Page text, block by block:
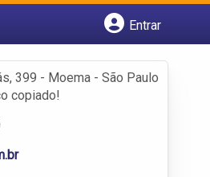
Entrar
399 - Moema - São Paulo
copiado!